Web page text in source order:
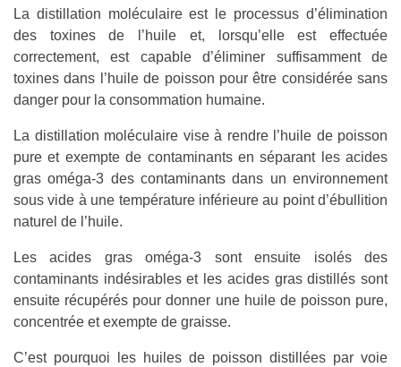
La distillation moléculaire est le processus d’élimination
des toxines de l’huile et, lorsqu’elle est effectuée
correctement, est capable d’éliminer suffisamment de
toxines dans l’huile de poisson pour être considérée sans
danger pour la consommation humaine.
La distillation moléculaire vise à rendre l’huile de poisson
pure et exempte de contaminants en séparant les acides
gras oméga-3 des contaminants dans un environnement
sous vide à une température inférieure au point d’ébullition
naturel de l’huile.
Les acides gras oméga-3 sont ensuite isolés des
contaminants indésirables et les acides gras distillés sont
ensuite récupérés pour donner une huile de poisson pure,
concentrée et exempte de graisse.
C’est pourquoi les huiles de poisson distillées par voie